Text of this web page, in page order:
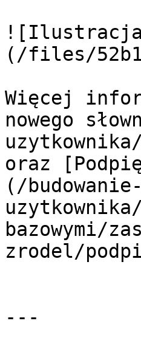
![Ilustracja
(/files/
Więcej
nowego
oraz
(/
bazowymi/
zrodel/
---